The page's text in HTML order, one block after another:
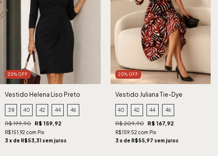
20% OFF
Vestido Helena Liso Preto
38 40 42 44 46
R$ 199,90 R$ 159,92
R$151,92 com Pix
3 x de R$53,31 sem juros
20% OFF
Vestido Juliana Tie-Dye
Terroso
40 42 44 46
R$ 209,90 R$ 167,92
R$159,52 com Pix
3 x de R$55,97 sem juros